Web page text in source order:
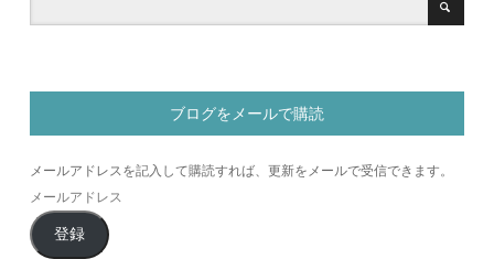
ブログをメールで購読
メールアドレスを記入して購読すれば、更新をメールで受信できます。
メ
ー
ル
登録